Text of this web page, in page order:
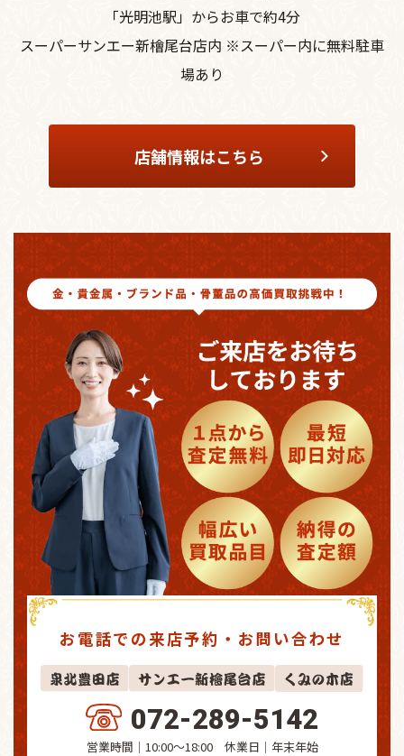
「光明池駅」からお車で約4分
スーパーサンエー新檜尾台店内 ※スーパー内に無料駐車
場あり
店舗情報はこちら
お電話での来店予約・お問い合わせ
072-289-5142
営業時間｜10:00～18:00 休業日｜ 年末年始